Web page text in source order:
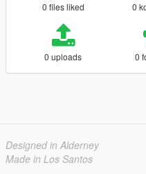
0 files liked 0
0 uploads 0
Designed in Alderney
Made in Los Santos